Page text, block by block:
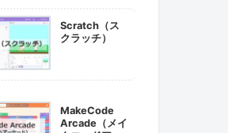
Scratch（ス
クラッチ）
MakeCode
Arcade（メイ